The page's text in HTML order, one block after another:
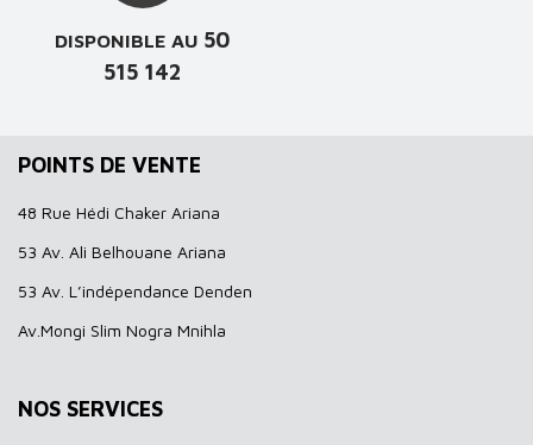
DISPONIBLE AU 50
515 142
POINTS DE VENTE
48 Rue Hédi Chaker Ariana
53 Av. Ali Belhouane Ariana
53 Av. L’indépendance Denden
Av.Mongi Slim Nogra Mnihla
NOS SERVICES